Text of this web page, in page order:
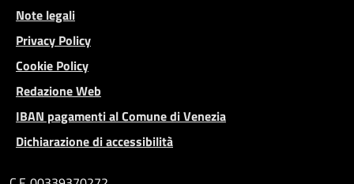
Note legali
Privacy Policy
Cookie Policy
Redazione Web
IBAN pagamenti al Comune di Venezia
Dichiarazione di accessibilità